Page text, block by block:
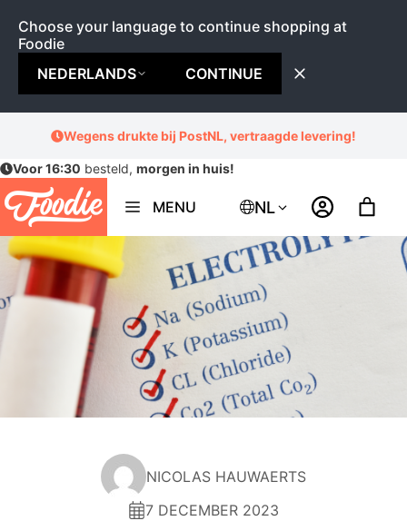
Choose your language to continue shopping at
Foodie
NEDERLANDS
CONTINUE
de
inhoud
Wegens drukte bij PostNL, vertraagde levering!
Voor 16:30 besteld, morgen in huis!
MENU NL
NICOLAS HAUWAERTS
7 DECEMBER 2023